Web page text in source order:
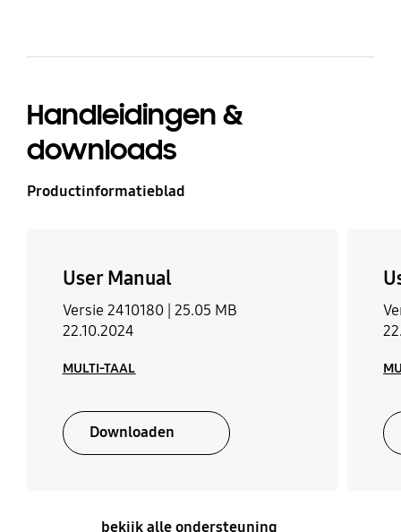
Handleidingen &
downloads
Productinformatieblad
User Manual
Versie 2410180 | 25.05 MB
22.10.2024
MULTI-TAAL
Downloaden
bekijk alle ondersteuning